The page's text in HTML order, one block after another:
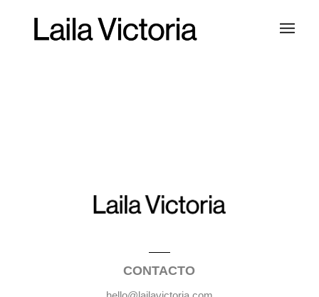
CONTACTO